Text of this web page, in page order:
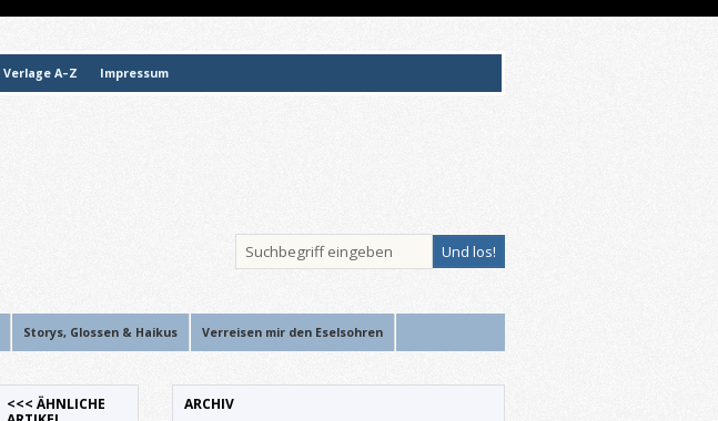
Verlage A–Z Impressum
Storys, Glossen & Haikus Verreisen mir den Eselsohren
<<< ÄHNLICHE
ARCHIV